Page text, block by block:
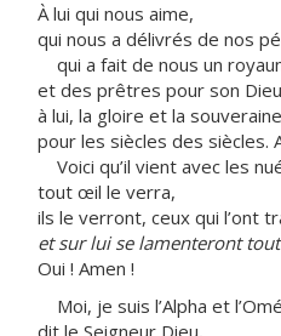
À lui qui nous aime,
qui nous a délivrés de nos
qui a fait de nous un
et des prêtres pour son
à lui, la gloire et la
pour les siècles des siècles.
Voici qu’il vient avec les
tout œil le verra,
ils le verront, ceux qui l’ont
et sur lui se lamenteront
Oui ! Amen !
Moi, je suis l’Alpha et
dit le Seigneur Dieu,